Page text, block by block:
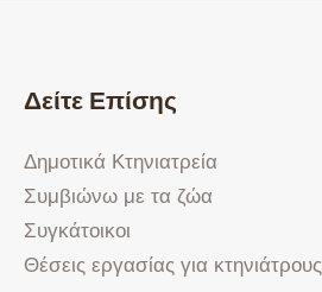
Δείτε Επίσης
Δημοτικά Κτηνιατρεία
Συμβιώνω με τα ζώα
Συγκάτοικοι
Θέσεις εργασίας για κτηνιάτρους